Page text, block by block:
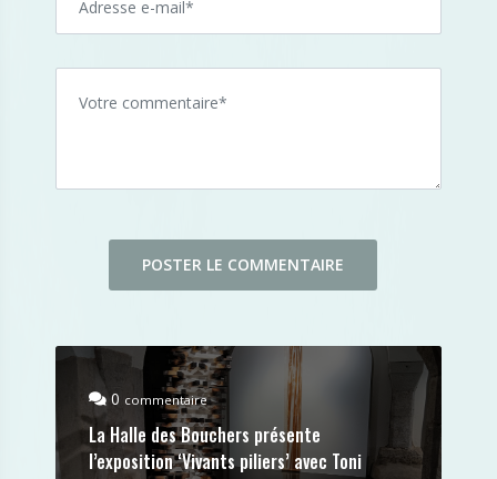
0 commentaire
La Halle des Bouchers présente
l’exposition ‘Vivants piliers’ avec Toni